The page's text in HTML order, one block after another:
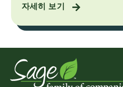
자세히 보기